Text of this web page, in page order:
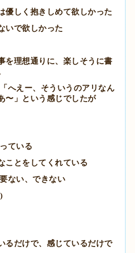
優しく抱きしめて欲しかった
いで欲しかった
を理想通りに、楽しそうに書
へえー、そういうのアリなん
〜」という感じでしたが
ている
ことをしてくれている
ない、できない
るだけで、感じているだけで